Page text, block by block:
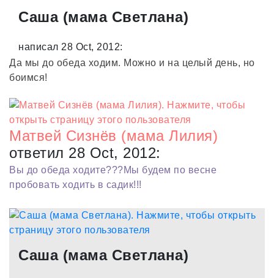
Саша (мама Светлана)
написал 28 Oct, 2012:
Да мы до обеда ходим. Можно и на целый день, но
боимся!
Матвей Сизнёв (мама Лилия)
ответил 28 Oct, 2012:
Вы до обеда ходите???Мы будем по весне
пробовать ходить в садик!!!
Саша (мама Светлана)